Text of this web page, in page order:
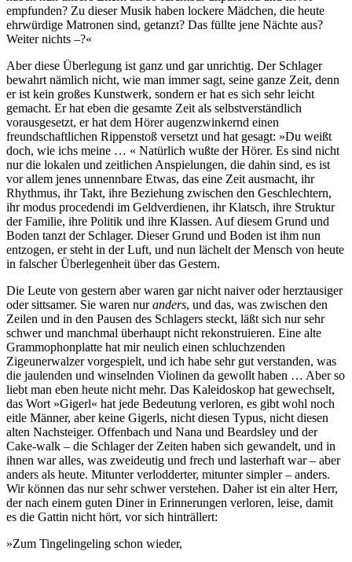
empfunden? Zu dieser Musik haben lockere Mädchen, die heute
ehrwürdige Matronen sind, getanzt? Das füllte jene Nächte aus?
Weiter nichts –?«
Aber diese Überlegung ist ganz und gar unrichtig. Der Schlager
bewahrt nämlich nicht, wie man immer sagt, seine ganze Zeit, denn
er ist kein großes Kunstwerk, sondern er hat es sich sehr leicht
gemacht. Er hat eben die gesamte Zeit als selbstverständlich
vorausgesetzt, er hat dem Hörer augenzwinkernd einen
freundschaftlichen Rippenstoß versetzt und hat gesagt: »Du weißt
doch, wie ichs meine … « Natürlich wußte der Hörer. Es sind nicht
nur die lokalen und zeitlichen Anspielungen, die dahin sind, es ist
vor allem jenes unnennbare Etwas, das eine Zeit ausmacht, ihr
Rhythmus, ihr Takt, ihre Beziehung zwischen den Geschlechtern,
ihr modus procedendi im Geldverdienen, ihr Klatsch, ihre Struktur
der Familie, ihre Politik und ihre Klassen. Auf diesem Grund und
Boden tanzt der Schlager. Dieser Grund und Boden ist ihm nun
entzogen, er steht in der Luft, und nun lächelt der Mensch von heute
in falscher Überlegenheit über das Gestern.
Die Leute von gestern aber waren gar nicht naiver oder herztausiger
oder sittsamer. Sie waren nuranders, und das, was zwischen den
Zeilen und in den Pausen des Schlagers steckt, läßt sich nur sehr
schwer und manchmal überhaupt nicht rekonstruieren. Eine alte
Grammophonplatte hat mir neulich einen schluchzenden
Zigeunerwalzer vorgespielt, und ich habe sehr gut verstanden, was
die jaulenden und winselnden Violinen da gewollt haben … Aber so
liebt man eben heute nicht mehr. Das Kaleidoskop hat gewechselt,
das Wort »Gigerl« hat jede Bedeutung verloren, es gibt wohl noch
eitle Männer, aber keine Gigerls, nicht diesen Typus, nicht diesen
alten Nachsteiger. Offenbach und Nana und Beardsley und der
Cake-walk – die Schlager der Zeiten haben sich gewandelt, und in
ihnen war alles, was zweideutig und frech und lasterhaft war – aber
anders als heute. Mitunter verlodderter, mitunter simpler – anders.
Wir können das nur sehr schwer verstehen. Daher ist ein alter Herr,
der nach einem guten Diner in Erinnerungen verloren, leise, damit
es die Gattin nicht hört, vor sich hinträllert:
»Zum Tingelingeling schon wieder,